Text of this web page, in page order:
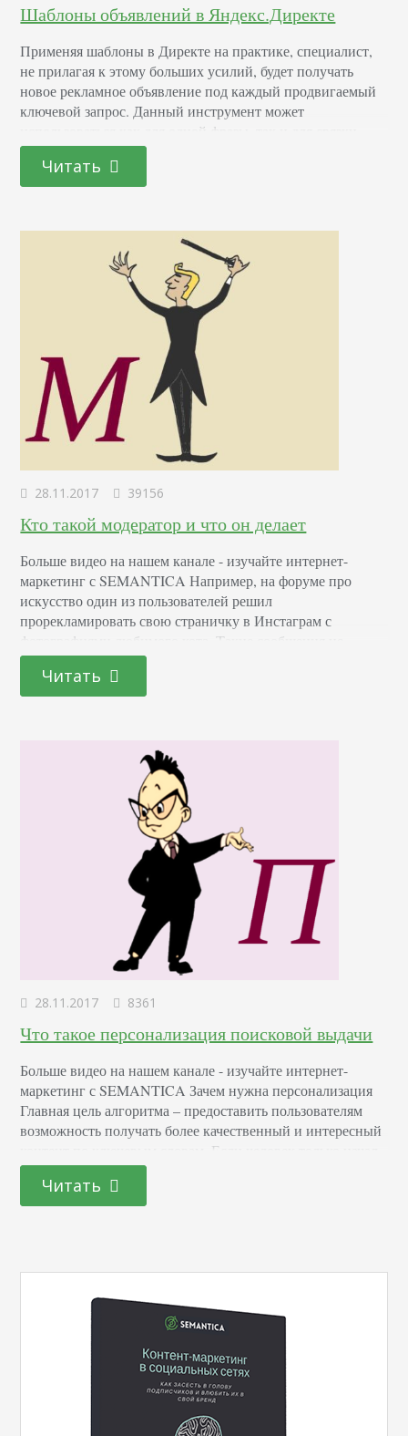
Шаблоны объявлений в Яндекс.Директе
Применяя шаблоны в Директе на практике, специалист,
не прилагая к этому больших усилий, будет получать
новое рекламное объявление под каждый продвигаемый
ключевой запрос. Данный инструмент может
использоваться как для одной фразы, так и для связки
ключевых слов, в соответствии со спецификой
объявления. Как работают шаблоны объявлений в
Директе Во время создания и продвижения кампании с
Читать
28.11.2017 39156
Кто такой модератор и что он делает
Больше видео на нашем канале - изучайте интернет-
маркетинг с SEMANTICA Например, на форуме про
искусство один из пользователей решил
прорекламировать свою страничку в Инстаграм с
фотографиями любимого кота. Такие сообщения не
относятся к теме, и проверяющий должен удалить их,
чтобы другие пользователи не отвлекались от
обсуждения. Это и есть задача модератора. В чем
Читать
28.11.2017 8361
Что такое персонализация поисковой выдачи
Больше видео на нашем канале - изучайте интернет-
маркетинг с SEMANTICA Зачем нужна персонализация
Главная цель алгоритма – предоставить пользователям
возможность получать более качественный и интересный
контент по ключевым словам. Если человек только начал
использовать Яндекс для поиска информации, выдача
персонализированных результатов начнется только после
того, как система соберет достаточно данных. Поисковик
Читать